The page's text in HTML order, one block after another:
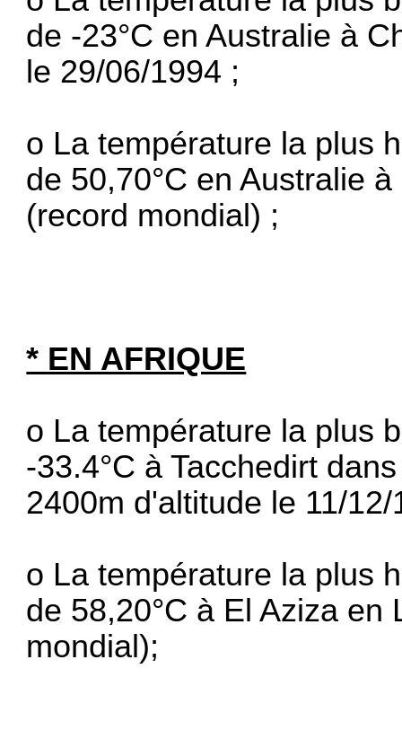
de -23°C en Australie à
le 29/06/1994 ;
o La température la plus
de 50,70°C en Australie
(record mondial) ;
* EN AFRIQUE
o La température la plus
-33.4°C à Tacchedirt
2400m d'altitude le 11/12/
o La température la plus
de 58,20°C à El Aziza
mondial);